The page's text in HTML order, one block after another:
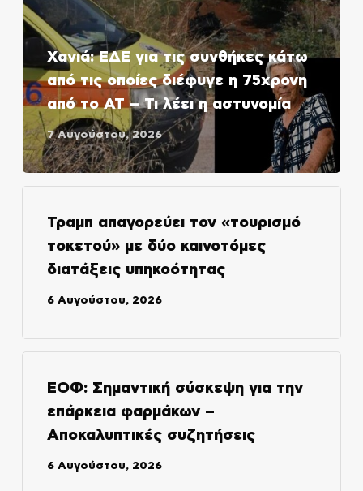
Χανιά: ΕΔΕ για τις συνθήκες κάτω
από τις οποίες διέφυγε η 75χρονη
από το ΑΤ – Τι λέει η αστυνομία
7 Αυγούστου, 2026
Τραμπ απαγορεύει τον «τουρισμό
τοκετού» με δύο καινοτόμες
διατάξεις υπηκοότητας
6 Αυγούστου, 2026
ΕΟΦ: Σημαντική σύσκεψη για την
επάρκεια φαρμάκων –
Αποκαλυπτικές συζητήσεις
6 Αυγούστου, 2026